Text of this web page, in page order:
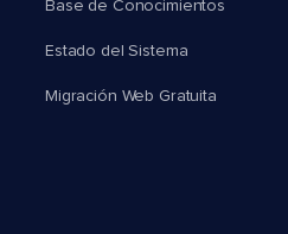
Base de Conocimientos
Estado del Sistema
Migración Web Gratuita